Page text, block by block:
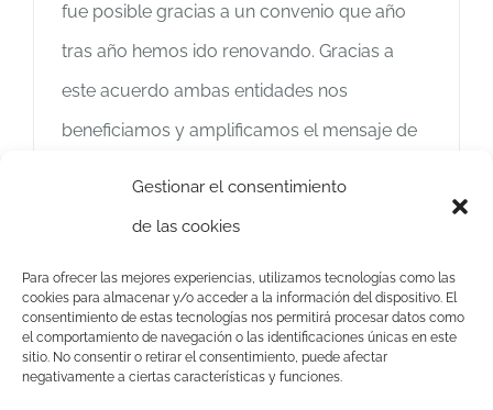
Gestionar el consentimiento
de las cookies
Para ofrecer las mejores experiencias, utilizamos tecnologías como las
cookies para almacenar y/o acceder a la información del dispositivo. El
consentimiento de estas tecnologías nos permitirá procesar datos como
el comportamiento de navegación o las identificaciones únicas en este
sitio. No consentir o retirar el consentimiento, puede afectar
negativamente a ciertas características y funciones.
fue posible gracias a un convenio que año
tras año hemos ido renovando. Gracias a
este acuerdo ambas entidades nos
beneficiamos y amplificamos el mensaje de
Más información